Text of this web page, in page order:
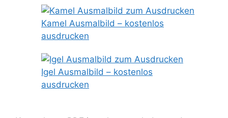
Kamel Ausmalbild – kostenlos
ausdrucken
Igel Ausmalbild – kostenlos
ausdrucken